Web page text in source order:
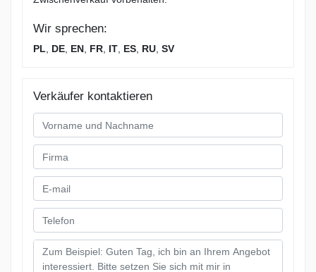
Wir sprechen:
PL, DE, EN, FR, IT, ES, RU, SV
Verkäufer kontaktieren